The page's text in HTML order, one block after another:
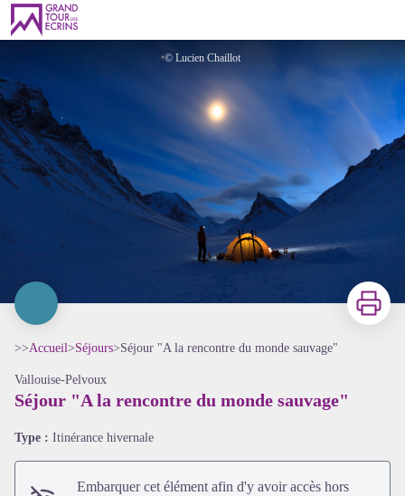
Séjour "A la rencontre du monde sauvage"
© Lucien Chaillot
Imprimer
>>Accueil>Séjours>Séjour "A la rencontre du monde sauvage"
Vallouise-Pelvoux
Séjour "A la rencontre du monde sauvage"
Type : Itinérance hivernale
Embarquer cet élément afin d'y avoir accès hors